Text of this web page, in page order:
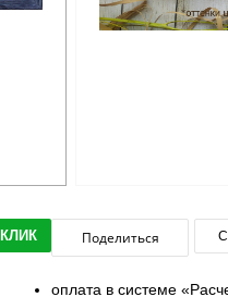
Поделиться
оплата в системе